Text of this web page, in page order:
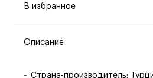
В избранное
Описание
Страна-производитель: